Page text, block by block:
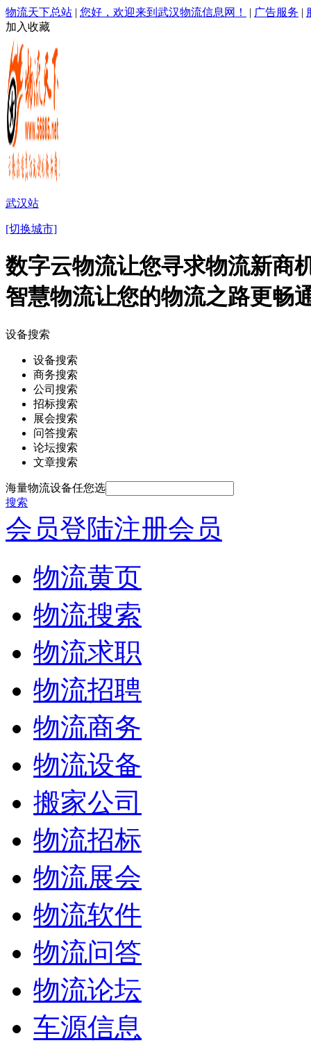
物流天下总站 | 您好，欢迎来到武汉物流信息网！ | 广告服务 |
加入收藏
武汉站
[切换城市]
数字云物流让您寻求物流新商
智慧物流让您的物流之路更畅
设备搜索
设备搜索
商务搜索
公司搜索
招标搜索
展会搜索
问答搜索
论坛搜索
文章搜索
海量物流设备任您选
搜索
会员登陆注册会员
物流黄页
物流搜索
物流求职
物流招聘
物流商务
物流设备
搬家公司
物流招标
物流展会
物流软件
物流问答
物流论坛
车源信息